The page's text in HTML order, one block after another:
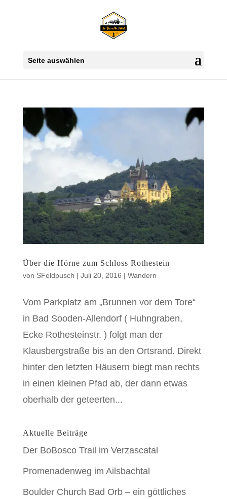
Seite auswählen
Über die Hörne zum Schloss Rothestein
von SFeldpusch | Juli 20, 2016 | Wandern
Vom Parkplatz am „Brunnen vor dem Tore“
in Bad Sooden-Allendorf ( Huhngraben,
Ecke Rothesteinstr. ) folgt man der
Klausbergstraße bis an den Ortsrand. Direkt
hinter den letzten Häusern biegt man rechts
in einen kleinen Pfad ab, der dann etwas
oberhalb der geteerten...
Aktuelle Beiträge
Der BoBosco Trail im Verzascatal
Promenadenweg im Ailsbachtal
Boulder Church Bad Orb – ein göttliches